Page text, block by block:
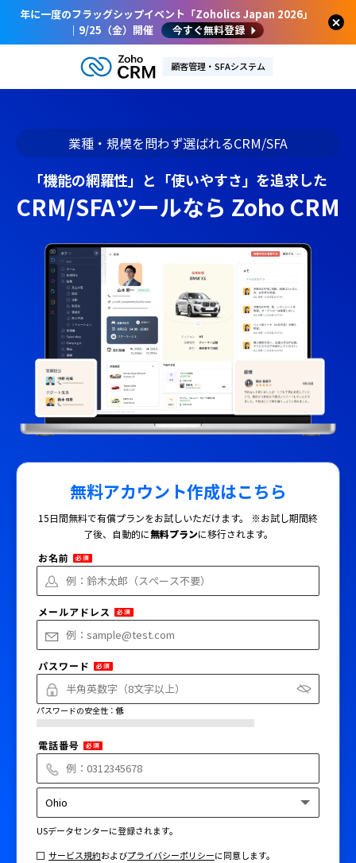
年に一度のフラッグシップイベント「Zoholics Japan 2026」
｜9/25（金）開催
今すぐ無料登録
顧客管理・SFAシステム
業種・規模を問わず選ばれるCRM/SFA
「機能の網羅性」と「使いやすさ」を追求した
CRM/SFAツールなら Zoho CRM
無料アカウント作成はこちら
15日間無料で有償プランをお試しいただけます。
※お試し期間終
了後、自動的に無料プランに移行されます。
お名前
必須
メールアドレス 必須
パスワード 必須
パスワードの安全性：低
電話番号 必須
USデータセンターに登録されます。
サービス規約およびプライバシーポリシーに同意します。